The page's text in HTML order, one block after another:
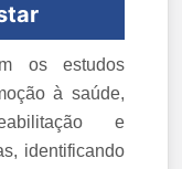
os estudos
à saúde,
e
identificando